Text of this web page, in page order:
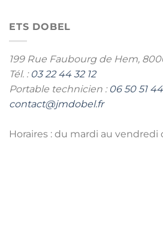
ETS DOBEL
199 Rue Faubourg de Hem,
Tél. : 03 22 44 32 12
Portable technicien : 06 50 51
contact@jmdobel.fr
Horaires : du mardi au vendredi